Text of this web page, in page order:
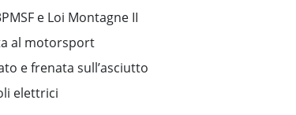
e Loi Montagne II
al motorsport
e frenata sull’asciutto
elettrici